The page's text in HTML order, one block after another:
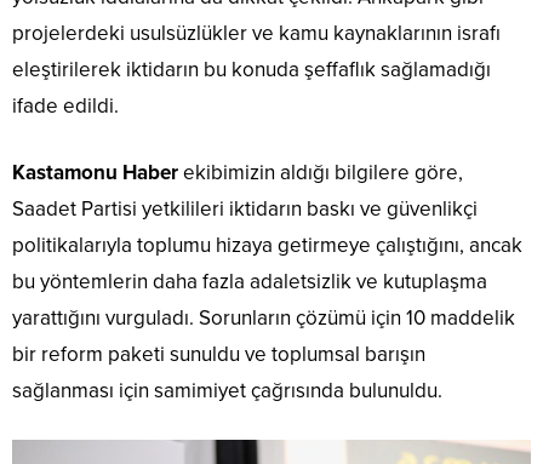
projelerdeki usulsüzlükler ve kamu kaynaklarının israfı
eleştirilerek iktidarın bu konuda şeffaflık sağlamadığı
ifade edildi.
Kastamonu Haberekibimizin aldığı bilgilere göre,
Saadet Partisi yetkilileri iktidarın baskı ve güvenlikçi
politikalarıyla toplumu hizaya getirmeye çalıştığını, ancak
bu yöntemlerin daha fazla adaletsizlik ve kutuplaşma
yarattığını vurguladı. Sorunların çözümü için 10 maddelik
bir reform paketi sunuldu ve toplumsal barışın
sağlanması için samimiyet çağrısında bulunuldu.